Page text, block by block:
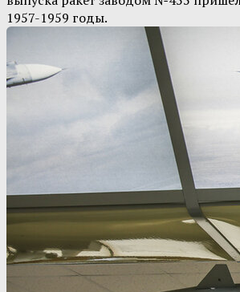
1957-1959 годы.